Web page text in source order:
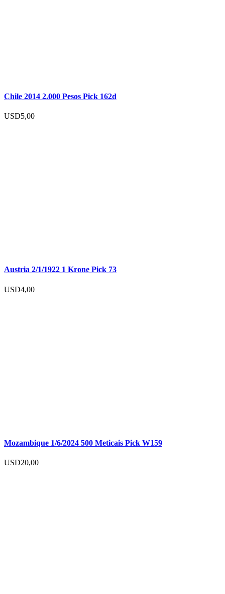
Chile 2014 2.000 Pesos Pick 162d
USD5,00
Austria 2/1/1922 1 Krone Pick 73
USD4,00
Mozambique 1/6/2024 500 Meticais Pick W159
USD20,00